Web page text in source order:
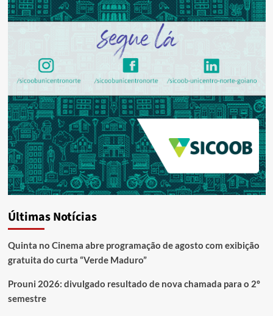
Últimas Notícias
Quinta no Cinema abre programação de agosto com exibição
gratuita do curta “Verde Maduro”
Prouni 2026: divulgado resultado de nova chamada para o 2º
semestre